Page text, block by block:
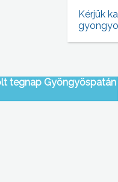
tegnap Gyöngyöspatán
Kérjük